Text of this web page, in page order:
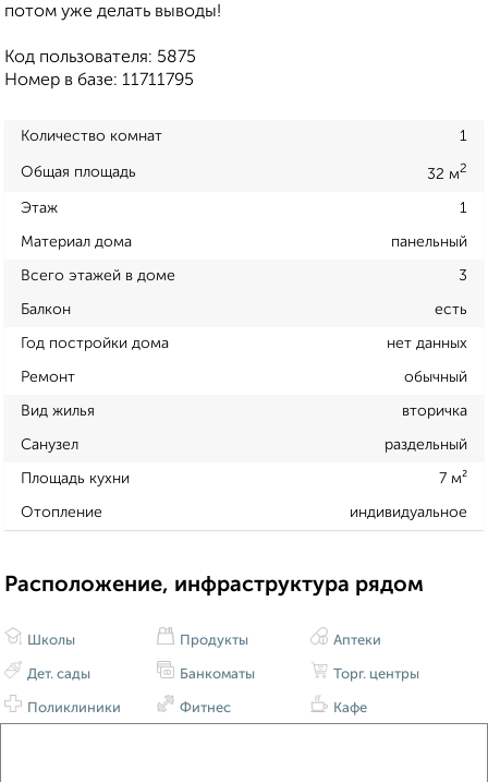
потом уже делать выводы!
Код пользователя: 5875
Номер в базе: 11711795
Количество комнат 1
Общая площадь 32 м2
Этаж 1
Материал дома панельный
Всего этажей в доме 3
Балкон есть
Год постройки дома нет данных
Ремонт обычный
Вид жилья вторичка
Санузел раздельный
Площадь кухни 7 м²
Отопление индивидуальное
Расположение, инфраструктура рядом
Школы
Дет. сады
Поликлиники
Продукты
Банкоматы
Фитнес
Аптеки
Торг. центры
Кафе